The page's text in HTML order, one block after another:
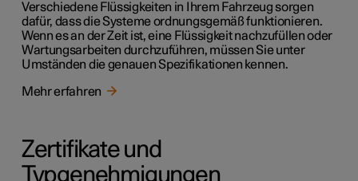
Verschiedene Flüssigkeiten in Ihrem Fahrzeug sorgen
dafür, dass die Systeme ordnungsgemäß funktionieren.
Wenn es an der Zeit ist, eine Flüssigkeit nachzufüllen oder
Wartungsarbeiten durchzuführen, müssen Sie unter
Umständen die genauen Spezifikationen kennen.
Mehr erfahren
Zertifikate und
Typgenehmigungen